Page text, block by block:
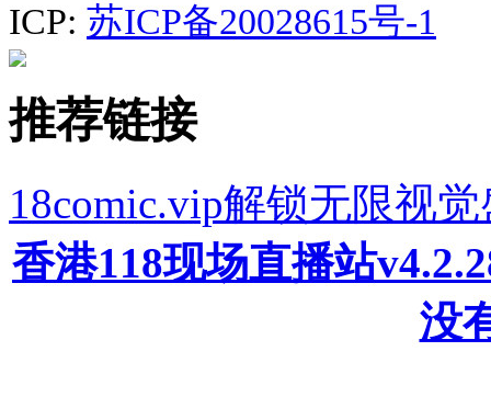
ICP: 苏ICP备20028615号-1
推荐链接
18comic.vip解锁无限视
香港118现场直播站
没